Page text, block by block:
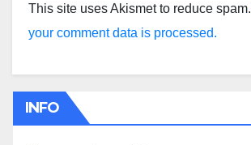
This site uses Akismet to reduce spam.
your comment data is processed.
INFO